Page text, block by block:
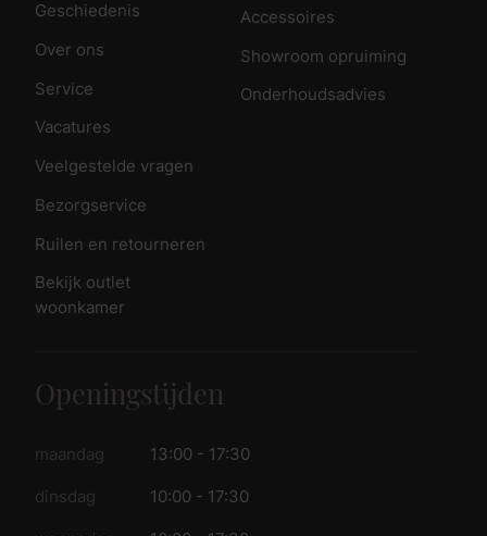
Geschiedenis
Over ons
Service
Vacatures
Veelgestelde vragen
Bezorgservice
Ruilen en retourneren
Bekijk outlet
woonkamer
Accessoires
Showroom opruiming
Onderhoudsadvies
Openingstijden
maandag 13:00 - 17:30
dinsdag 10:00 - 17:30